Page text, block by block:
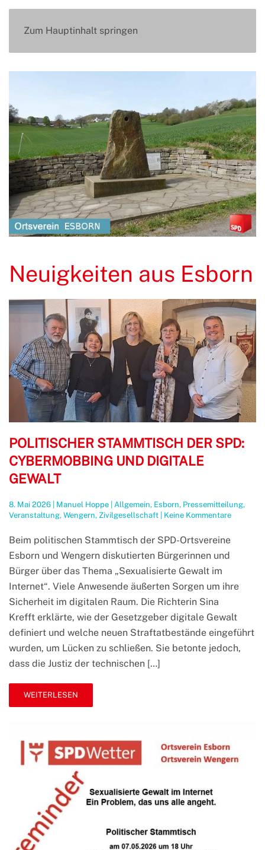
Zum Hauptinhalt springen
Neuigkeiten aus Esborn
POLITISCHER STAMMTISCH DER SPD:
CYBERMOBBING UND DIGITALE
GEWALT
8. Mai 2026 Manuel Hoppe Allgemein, Esborn, Pressemitteilung,
Veranstaltung, Wengern, Zivilgesellschaft Keine Kommentarezu
digitale
Beim politischen Stammtisch der SPD-Ortsvereine
Esborn und Wengern diskutierten Bürgerinnen und
Bürger über das Thema „Sexualisierte Gewalt im
Internet“. Viele Anwesende äußerten Sorgen um ihre
Sicherheit im digitalen Raum. Die Richterin Sina
Krefft erklärte, wie der Gesetzgeber digitale Gewalt
definiert und welche neuen Straftatbestände eingeführt
wurden, um Lücken zu schließen. Sie betonte jedoch,
dass die Justiz der technischen […]
WEITERLESEN